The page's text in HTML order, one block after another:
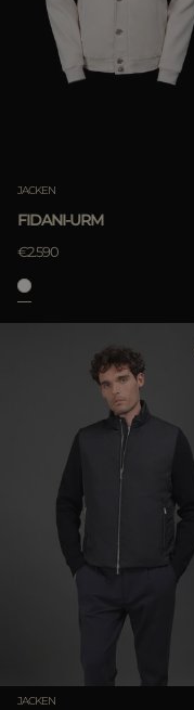
Most Popular
JACKEN
FIDANI-URM
€2.590
JACKEN